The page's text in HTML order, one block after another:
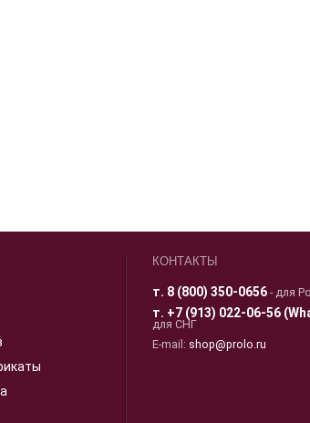
КОНТАКТЫ
т. 8 (800) 350-0656 - для
т. +7 (913) 022-06-56
для СНГ
E-mail: shop@prolo.ru